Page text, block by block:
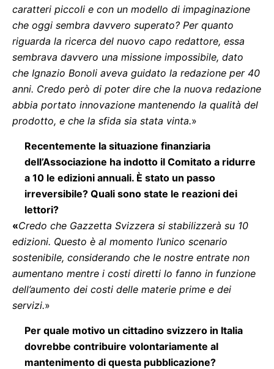
caratteri piccoli e con un modello di impaginazione
che oggi sembra davvero superato? Per quanto
riguarda la ricerca del nuovo capo redattore, essa
sembrava davvero una missione impossibile, dato
che Ignazio Bonoli aveva guidato la redazione per 40
anni. Credo però di poter dire che la nuova redazione
abbia portato innovazione mantenendo la qualità del
prodotto, e che la sfida sia stata vinta.»
Recentemente la situazione finanziaria
dell’Associazione ha indotto il Comitato a ridurre
a 10 le edizioni annuali. È stato un passo
irreversibile? Quali sono state le reazioni dei
lettori?
«Credo che Gazzetta Svizzera si stabilizzerà su 10
edizioni. Questo è al momento l’unico scenario
sostenibile, considerando che le nostre entrate non
aumentano mentre i costi diretti lo fanno in funzione
dell’aumento dei costi delle materie prime e dei
servizi.»
Per quale motivo un cittadino svizzero in Italia
dovrebbe contribuire volontariamente al
mantenimento di questa pubblicazione?